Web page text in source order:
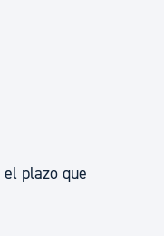
plazo que